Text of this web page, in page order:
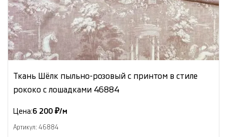
Ткань Шёлк пыльно-розовый с принтом в стиле
рококо с лошадками 46884
Цена:6 200 ₽/м
Артикул: 46884